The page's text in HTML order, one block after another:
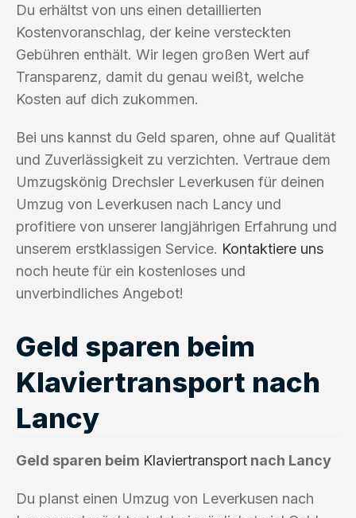
Du erhältst von uns einen detaillierten
Kostenvoranschlag, der keine versteckten
Gebühren enthält. Wir legen großen Wert auf
Transparenz, damit du genau weißt, welche
Kosten auf dich zukommen.
Bei uns kannst du Geld sparen, ohne auf Qualität
und Zuverlässigkeit zu verzichten. Vertraue dem
Umzugskönig Drechsler Leverkusen für deinen
Umzug von Leverkusen nach Lancy und
profitiere von unserer langjährigen Erfahrung und
unserem erstklassigen Service. Kontaktiere uns
noch heute für ein kostenloses und
unverbindliches Angebot!
Geld sparen beim
Klaviertransport nach
Lancy
Geld sparen beim Klaviertransport nach Lancy
Du planst einen Umzug von Leverkusen nach